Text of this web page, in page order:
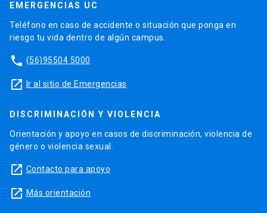
EMERGENCIAS UC
Teléfono en caso de accidente o situación que ponga en
riesgo tu vida dentro de algún campus.
phone (56)95504 5000
launch Ir al sitio de Emergencias
DISCRIMINACIÓN Y VIOLENCIA
Orientación y apoyo en casos de discriminación, violencia de
género o violencia sexual.
launch Contacto para apoyo
launch Más orientación